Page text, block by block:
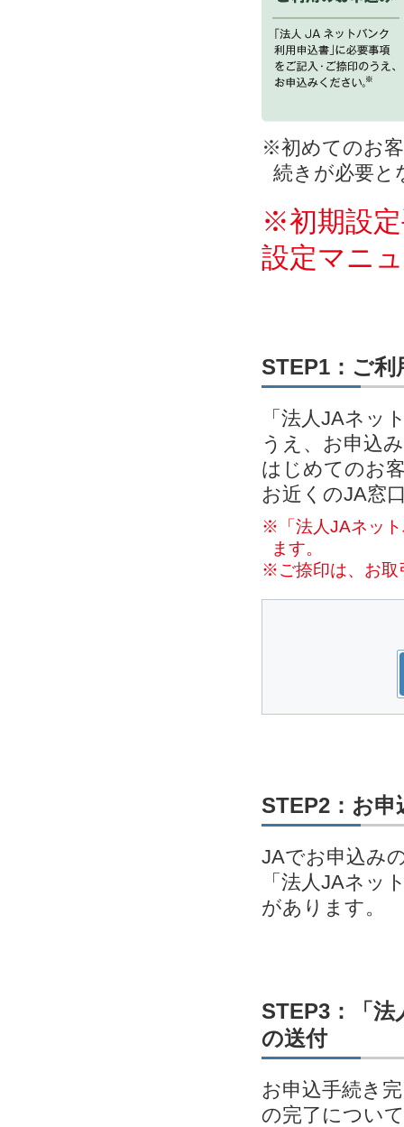
※初めてのお
続きが必要と
※初期設
設定マニ
STEP1：ご利
「法人JAネッ
うえ、お申込
はじめてのお
お近くのJA窓
※「法人JAネット
ます。
※ご捺印は、お取
STEP2：お申
JAでお申込み
「法人JAネッ
があります。
STEP3：「
の送付
お申込手続き
の完了につい